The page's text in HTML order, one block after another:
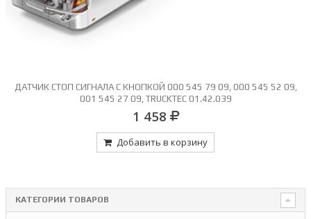
ДАТЧИК СТОП СИГНАЛА С КНОПКОЙ 000 545 79 09, 000 545 52 09,
001 545 27 09, TRUCKTEC 01.42.039
1 458
Добавить в корзину
КАТЕГОРИИ ТОВАРОВ